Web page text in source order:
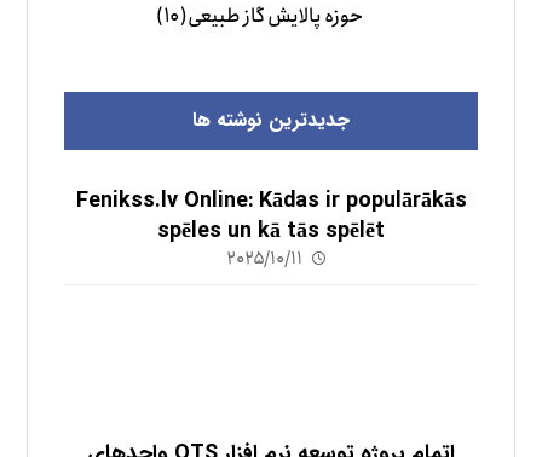
حوزه پالایش گاز طبیعی(۱۰)
جدیدترین نوشته ها
Fenikss.lv Online: Kādas ir populārākās
spēles un kā tās spēlēt
۲۰۲۵/۱۰/۱۱